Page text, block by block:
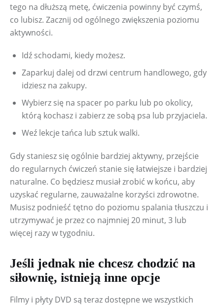
tego na dłuższą metę, ćwiczenia powinny być czymś,
co lubisz. Zacznij od ogólnego zwiększenia poziomu
aktywności.
Idź schodami, kiedy możesz.
Zaparkuj dalej od drzwi centrum handlowego, gdy
idziesz na zakupy.
Wybierz się na spacer po parku lub po okolicy,
którą kochasz i zabierz ze sobą psa lub przyjaciela.
Weź lekcje tańca lub sztuk walki.
Gdy staniesz się ogólnie bardziej aktywny, przejście
do regularnych ćwiczeń stanie się łatwiejsze i bardziej
naturalne. Co będziesz musiał zrobić w końcu, aby
uzyskać regularne, zauważalne korzyści zdrowotne.
Musisz podnieść tętno do poziomu spalania tłuszczu i
utrzymywać je przez co najmniej 20 minut, 3 lub
więcej razy w tygodniu.
Jeśli jednak nie chcesz chodzić na
siłownię, istnieją inne opcje
Filmy i płyty DVD są teraz dostępne we wszystkich